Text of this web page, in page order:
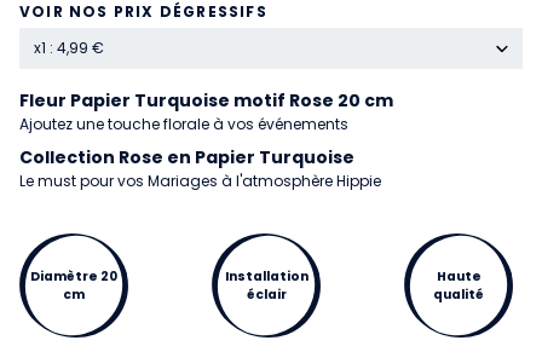
Fleur Papier Turquoise motif Rose 20 cm
Ajoutez une touche florale à vos événements
Collection Rose en Papier Turquoise
Le must pour vos Mariages à l'atmosphère Hippie
VOIR NOS PRIX DÉGRESSIFS
x1 : 4,99 €
Diamètre 20
cm
Installation
éclair
Haute
qualité